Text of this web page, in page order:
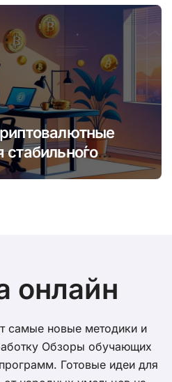
стабильно́го
в условиях
онлайн
самые новые методики и
Обзоры обучающих
Готовые идеи для